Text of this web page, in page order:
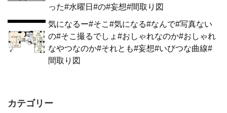
った#水曜日#の#妄想#間取り図
気になるー#そこ#気になる#なんで#写真ない
の#そこ撮るでしょ#おしゃれなのか#おしゃれ
なやつなのか#それとも#妄想#いびつな曲線#
間取り図
カテゴリー